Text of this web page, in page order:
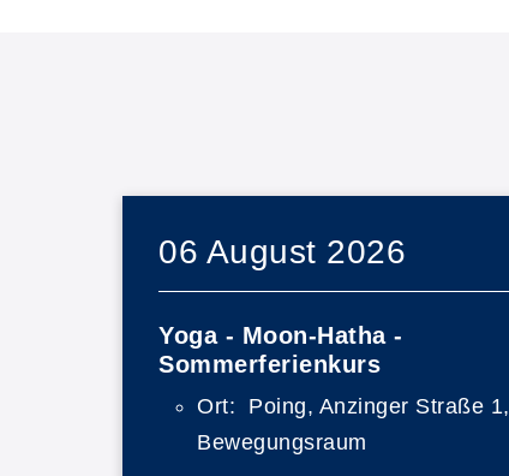
06 August 2026
Yoga - Moon-Hatha -
Sommerferienkurs
Ort: Poing, Anzinger Straße 1,
Bewegungsraum